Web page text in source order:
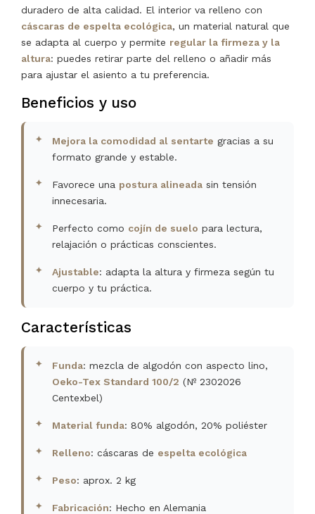
duradero de alta calidad. El interior va relleno con
cáscaras de espelta ecológica, un material natural que
se adapta al cuerpo y permite regular la firmeza y la
altura: puedes retirar parte del relleno o añadir más
para ajustar el asiento a tu preferencia.
Beneficios y uso
Mejora la comodidad al sentarte gracias a su
formato grande y estable.
Favorece una postura alineada sin tensión
innecesaria.
Perfecto como cojín de suelo para lectura,
relajación o prácticas conscientes.
Ajustable: adapta la altura y firmeza según tu
cuerpo y tu práctica.
Características
Funda: mezcla de algodón con aspecto lino,
Oeko-Tex Standard 100/2 (Nº 2302026
Centexbel)
Material funda: 80% algodón, 20% poliéster
Relleno: cáscaras de espelta ecológica
Peso: aprox. 2 kg
Fabricación: Hecho en Alemania